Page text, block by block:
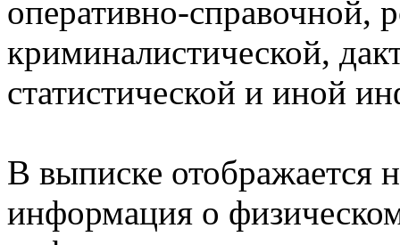
оперативно-справочной,
криминалистической,
статистической и иной
В выписке отображается
информация о